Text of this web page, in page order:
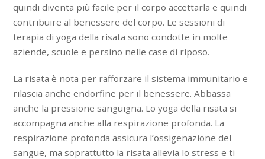
quindi diventa più facile per il corpo accettarla e quindi
contribuire al benessere del corpo. Le sessioni di
terapia di yoga della risata sono condotte in molte
aziende, scuole e persino nelle case di riposo.
La risata è nota per rafforzare il sistema immunitario e
rilascia anche endorfine per il benessere. Abbassa
anche la pressione sanguigna. Lo yoga della risata si
accompagna anche alla respirazione profonda. La
respirazione profonda assicura l’ossigenazione del
sangue, ma soprattutto la risata allevia lo stress e ti